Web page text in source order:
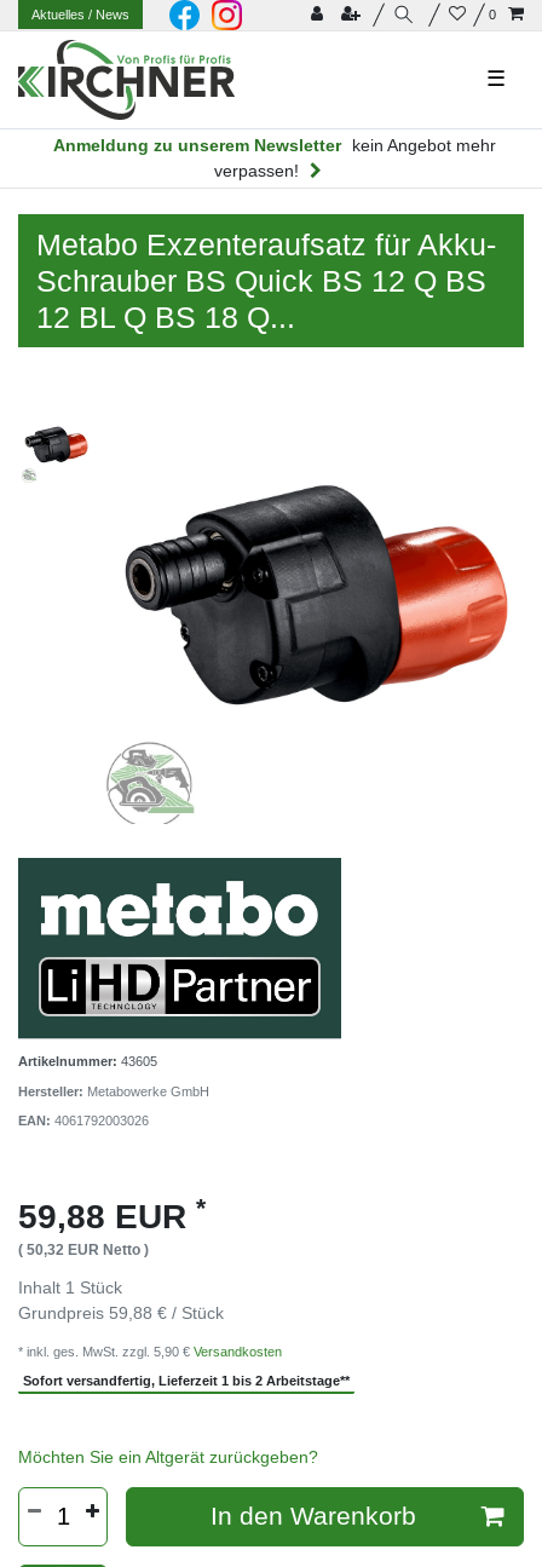
0
Aktuelles/ News
☰
Anmeldung zu unserem Newsletter
kein Angebot mehr
verpassen!
Metabo Exzenteraufsatz für Akku-
Schrauber BS Quick BS 12 Q BS
12 BL Q BS 18 Q...
Artikelnummer: 43605
Hersteller: Metabowerke GmbH
EAN: 4061792003026
59,88 EUR *
( 50,32 EUR Netto )
Inhalt 1 Stück
Grundpreis 59,88 € / Stück
* inkl. ges. MwSt. zzgl. 5,90 € Versandkosten
Sofort versandfertig, Lieferzeit 1 bis 2 Arbeitstage**
Möchten Sie ein Altgerät zurückgeben?
In den Warenkorb